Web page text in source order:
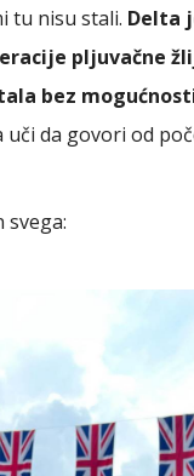
tu nisu stali. Delta
pljuvačne
bez
da govori od
svega: